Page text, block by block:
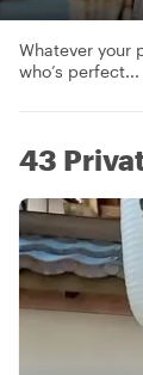
Whatever your
who’s perfect...
43